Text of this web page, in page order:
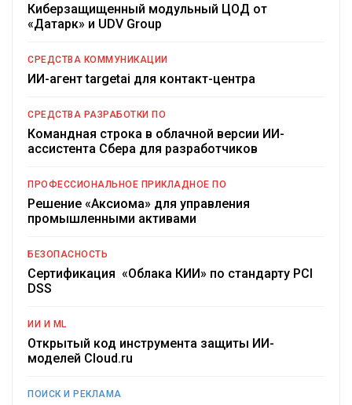
Киберзащищенный модульный ЦОД от
«Датарк» и UDV Group
СРЕДСТВА КОММУНИКАЦИИ
ИИ-агент targetai для контакт-центра
СРЕДСТВА РАЗРАБОТКИ ПО
Командная строка в облачной версии ИИ-
ассистента Сбера для разработчиков
ПРОФЕССИОНАЛЬНОЕ ПРИКЛАДНОЕ ПО
Решение «Аксиома» для управления
промышленными активами
БЕЗОПАСНОСТЬ
Сертификация «Облака КИИ» по стандарту PCI
DSS
ИИ И ML
Открытый код инструмента защиты ИИ-
моделей Cloud.ru
ПОИСК И РЕКЛАМА